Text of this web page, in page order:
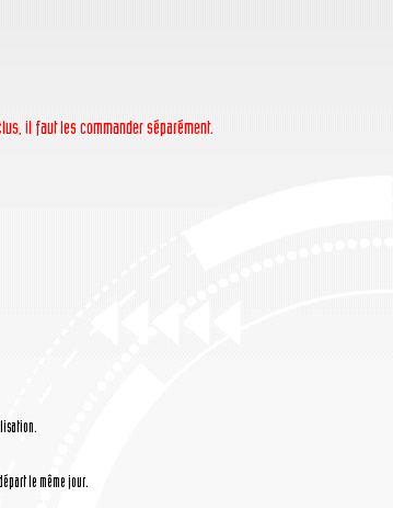
il faut les commander séparément.
le même jour.